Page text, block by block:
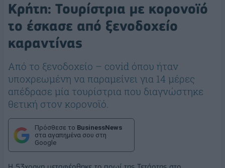
Κρήτη: Τουρίστρια με κορονοϊό
το έσκασε από ξενοδοχείο
καραντίνας
Από το ξενοδοχείο – covid όπου ήταν
υποχρεωμένη να παραμείνει για 14 μέρες
απέδρασε μία τουρίστρια που διαγνώστηκε
θετική στον κορονοϊό.
Πρόσθεσε το BusinessNews
στα αγαπημένα σου στη
Google